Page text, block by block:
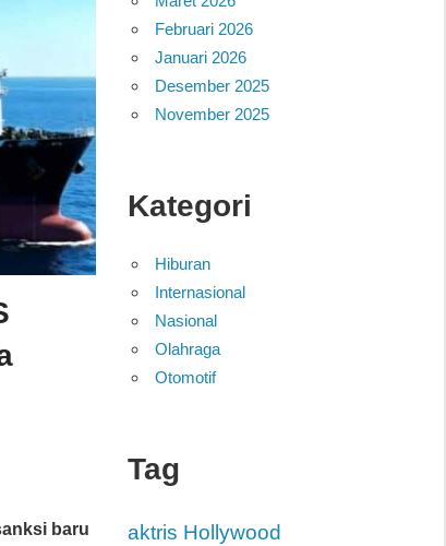
baru
Februari 2026
Januari 2026
Desember 2025
November 2025
Kategori
Hiburan
Internasional
Nasional
Olahraga
Otomotif
Tag
aktris Hollywood